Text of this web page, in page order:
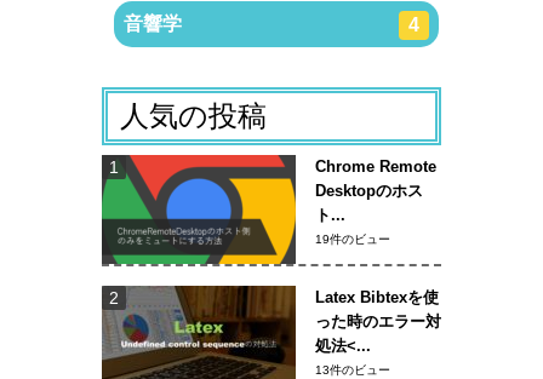
音響学 4
人気の投稿
Chrome Remote
Desktopのホス
ト...
19件のビュー
Latex Bibtexを使
った時のエラー対
処法<...
13件のビュー